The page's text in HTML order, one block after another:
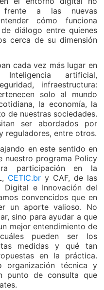
frente a las nuevas
cómo funciona
diálogo entre quienes
cerca de su dimensión
cada vez más lugar en
artificial,
infraestructura:
solo al mundo
la economía, la
de nuestras sociedades.
ser abordados por
reguladores, entre otros.
en este sentido en
nuestro programa Policy
participación en la
CETIC.br y CAF, de las
Digital e Innovación del
convencidos que en
un aporte valioso. No
sino para ayudar a que
mejor entendimiento de
pueden ser los
medidas y qué tan
en la práctica.
organización técnica y
punto de consulta que